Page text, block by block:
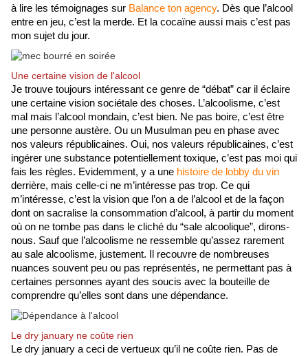
à lire les témoignages sur Balance ton agency. Dès que l’alcool
entre en jeu, c’est la merde. Et la cocaïne aussi mais c’est pas
mon sujet du jour.
Une certaine vision de l'alcool
Je trouve toujours intéressant ce genre de “débat” car il éclaire
une certaine vision sociétale des choses. L’alcoolisme, c’est
mal mais l’alcool mondain, c’est bien. Ne pas boire, c’est être
une personne austère. Ou un Musulman peu en phase avec
nos valeurs républicaines. Oui, nos valeurs républicaines, c’est
ingérer une substance potentiellement toxique, c’est pas moi qui
fais les règles. Evidemment, y a une
derrière, mais celle-ci ne m’intéresse pas trop. Ce qui
m’intéresse, c’est la vision que l’on a de l’alcool et de la façon
dont on sacralise la consommation d’alcool, à partir du moment
où on ne tombe pas dans le cliché du “sale alcoolique”, dirons-
nous. Sauf que l’alcoolisme ne ressemble qu’assez rarement
au sale alcoolisme, justement. Il recouvre de nombreuses
nuances souvent peu ou pas représentés, ne permettant pas à
certaines personnes ayant des soucis avec la bouteille de
comprendre qu’elles sont dans une dépendance.
Le dry january ne coûte rien
Le dry january a ceci de vertueux qu’il ne coûte rien. Pas de